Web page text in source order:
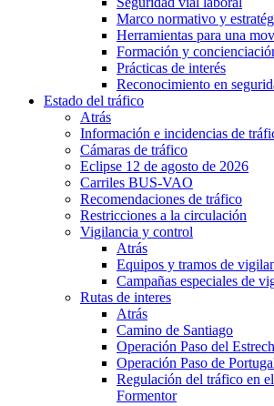
Marco normativo y
Herramientas para una
Formación y
Prácticas de interés
Reconocimiento en
Estado del tráfico
Atrás
Información e incidencias de
Cámaras de tráfico
Eclipse 12 de agosto de 2026
Carriles BUS-VAO
Recomendaciones de tráfico
Restricciones a la circulación
Vigilancia y control
Atrás
Equipos y tramos de
Campañas especiales de
Rutas de interes
Atrás
Camino de Santiago
Operación Paso del
Operación Paso de
Regulación del tráfico en
Formentor